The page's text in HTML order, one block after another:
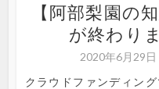
【阿部梨園の
が終わり
2020年6月29日
クラウドファンディン